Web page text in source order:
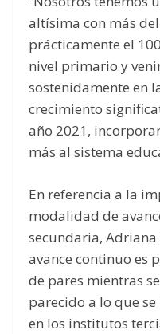
altísima con más
prácticamente el
nivel primario y
sostenidamente en
crecimiento
año 2021,
más al sistema
En referencia a la
modalidad de
secundaria, Adriana
avance continuo es
de pares mientras
parecido a lo que
en los institutos